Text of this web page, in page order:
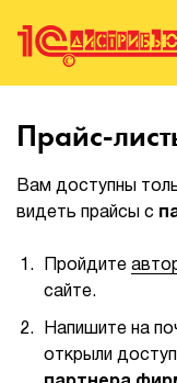
Поиск
Вендоры
Партнерам
Прайс-
Вам доступны
видеть прайсы с
Пройдите
сайте.
Напишите на
открыли